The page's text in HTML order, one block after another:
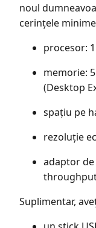
noul
cerințele
procesor:
memorie:
(Desktop
spațiu pe
rezoluție
adaptor
Suplimentar,